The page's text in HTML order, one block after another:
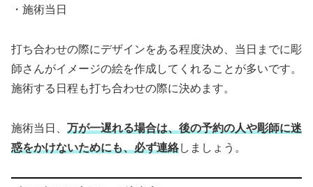
・施術当日
打ち合わせの際にデザインをある程度決め、当日までに彫
師さんがイメージの絵を作成してくれることが多いです。
施術する日程も打ち合わせの際に決めます。
施術当日、 万が一遅れる場合は、後の予約の人や彫師に迷
惑をかけないためにも、必ず連絡しましょう。